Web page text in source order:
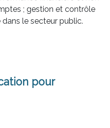
; gestion et contrôle
le secteur public.
pour